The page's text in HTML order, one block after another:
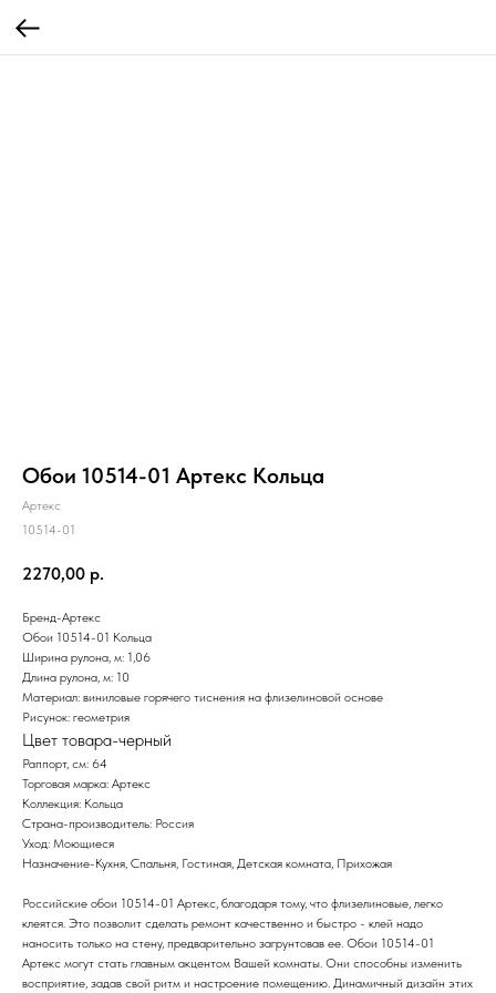
Обои 10514-01 Артекс Кольца
Артекс
10514-01
2270,00 р.
Бренд-Артекс
Обои 10514-01 Кольца
Ширина рулона, м: 1,06
Длина рулона, м: 10
Материал: виниловые горячего тиснения на флизелиновой основе
Рисунок: геометрия
Цвет товара-черный
Раппорт, см: 64
Торговая марка: Артекс
Коллекция: Кольца
Страна-производитель: Россия
Уход: Моющиеся
Назначение-Кухня, Спальня, Гостиная, Детская комната, Прихожая
Российские обои 10514-01 Артекс, благодаря тому, что флизелиновые, легко
клеятся. Это позволит сделать ремонт качественно и быстро - клей надо
наносить только на стену, предварительно загрунтовав ее. Обои 10514-01
Артекс могут стать главным акцентом Вашей комнаты. Они способны изменить
восприятие, задав свой ритм и настроение помещению. Динамичный дизайн этих